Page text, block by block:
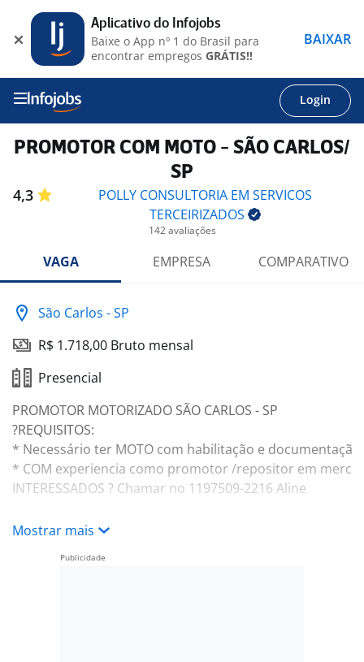
Login
PROMOTOR COM MOTO - SÃO CARLOS/
SP
4,3
POLLY CONSULTORIA EM SERVICOS
TERCEIRIZADOS
142 avaliações
VAGA EMPRESA COMPARATIVO
São Carlos - SP
R$ 1.718,00 Bruto mensal
Presencial
PROMOTOR MOTORIZADO SÃO CARLOS - SP
?REQUISITOS:
* Necessário ter MOTO com habilitação e
* COM experiencia como promotor /repositor em
INTERESSADOS ? Chamar no 1197509-2216 Aline
Mostrar mais
Aplicativo do Infojobs
Baixe o App nº 1 do Brasil para
encontrar empregos GRÁTIS!!
BAIXAR